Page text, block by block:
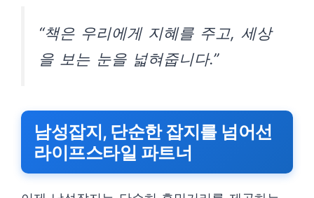
“책은 우리에게 지혜를 주고, 세상
을 보는 눈을 넓혀줍니다.”
남성잡지, 단순한 잡지를 넘어선
라이프스타일 파트너